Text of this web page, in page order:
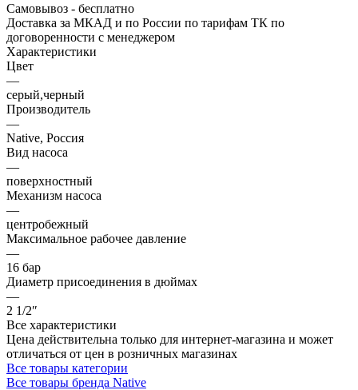
Самовывоз - бесплатно
Доставка за МКАД и по России по тарифам ТК по
договоренности с менеджером
Характеристики
Цвет
—
серый,черный
Производитель
—
Native, Россия
Вид насоса
—
поверхностный
Механизм насоса
—
центробежный
Максимальное рабочее давление
—
16 бар
Диаметр присоединения в дюймах
—
2 1/2″
Все характеристики
Цена действительна только для интернет-магазина и может
отличаться от цен в розничных магазинах
Все товары категории
Все товары бренда Native